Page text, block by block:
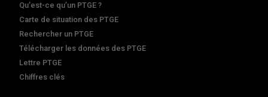
Qu’est-ce qu’un PTGE ?
Carte de situation des PTGE
Rechercher un PTGE
Télécharger les données des PTGE
Lettre PTGE
Chiffres clés